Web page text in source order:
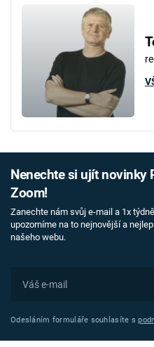
Nenechte si ujít novinky
Zoom!
Zanechte nám svůj e-mail a 1x
upozorníme na to nejnovější a
našeho webu.
Odesláním formuláře souhlasíte s